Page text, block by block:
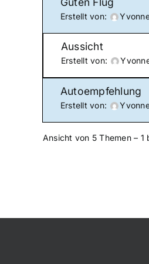
Erstellt von:
Aussicht
Erstellt von:
Autoempfehlung
Erstellt von:
Ansicht von 5 Themen – 1